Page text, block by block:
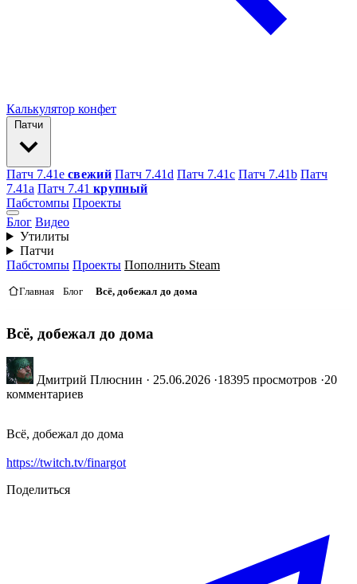
Калькулятор конфет
Патчи
Патч 7.41e свежий Патч 7.41d Патч 7.41c Патч 7.41b Патч
7.41а Патч 7.41 крупный
Пабстомпы Проекты
Блог Видео
Утилиты
Патчи
Пабстомпы Проекты Пополнить Steam
Главная Блог Всё, добежал до дома
Всё, добежал до дома
Дмитрий Плюснин · 25.06.2026 ·18395 просмотров ·20
комментариев
Всё, добежал до дома
https://twitch.tv/finargot
Поделиться